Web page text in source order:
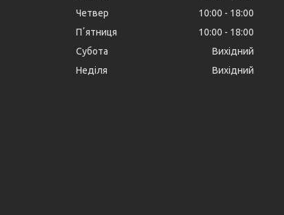
Четвер
10:00
18:00
Пʼятниця
10:00
18:00
Субота
Вихідний
Неділя
Вихідний